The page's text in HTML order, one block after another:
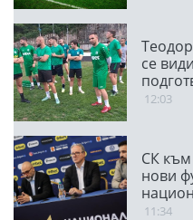
се
12:03
СК към
нови
11:34